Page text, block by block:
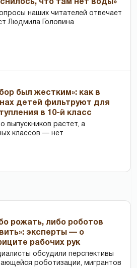
что там нет воды»
наших читателей отвечает
Людмила Головина
был жестким»: как в
детей фильтруют для
в 10-й класс
выпускников растет, а
классов — нет
рожать, либо роботов
эксперты — о
рабочих рук
обсудили перспективы
роботизации, мигрантов